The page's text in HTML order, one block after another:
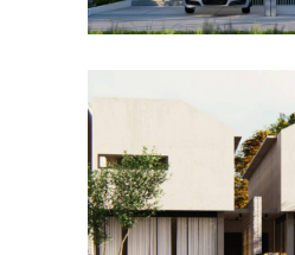
Desain Concrete
Cinere Depok
DESAIN RUMAH TERBAIK